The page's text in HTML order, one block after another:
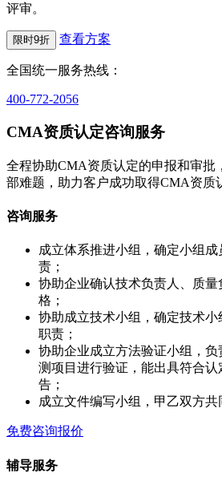
评审。
限时9折 查看方案
全国统一服务热线：
400-772-2056
CMA资质认定咨询服务
全程协助CMA资质认定的申报和审批
部难题，助力客户成功取得CMA资质
咨询服务
成立体系推进小组，确定小组
责；
协助企业确认技术负责人、质
格；
协助成立技术小组，确定技术
职责；
协助企业成立方法验证小组，
测项目进行验证，能出具符合
告；
成立文件编写小组，甲乙双方共
免费咨询报价
辅导服务